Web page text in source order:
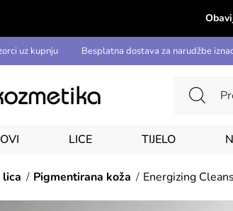
uz kupnju Besplatna dostava za narudžbe
LICE TIJELO
lica Pigmentirana koža Energizing